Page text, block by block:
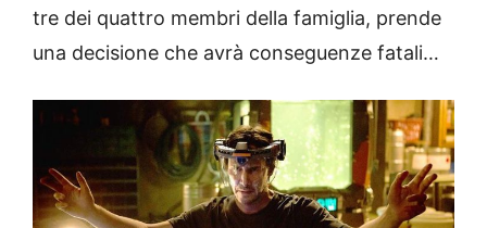
tre dei quattro membri della famiglia, prende
una decisione che avrà conseguenze fatali…